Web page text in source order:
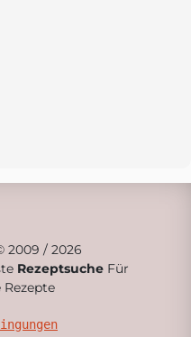
2009 / 2026
Rezeptsuche Für